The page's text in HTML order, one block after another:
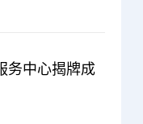
务中心揭牌成